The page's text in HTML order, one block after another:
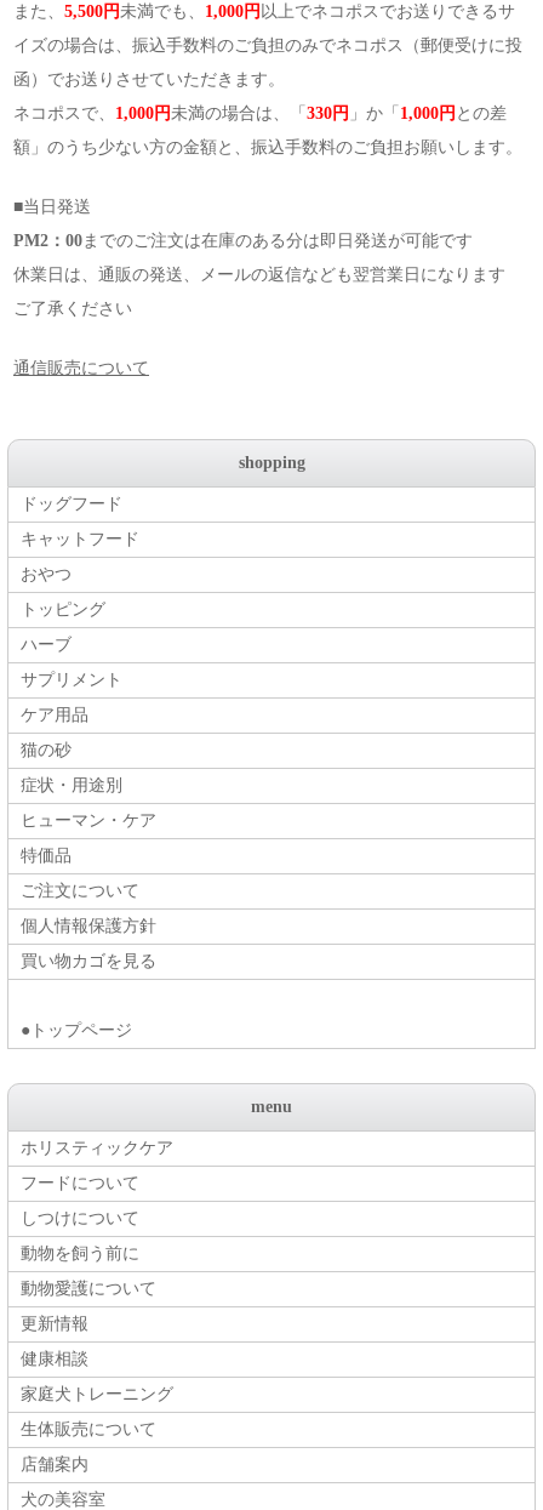
また、 5,500円 未満でも、 1,000円 以上でネコポスでお送りできるサ
イズの場合は、振込手数料のご負担のみでネコポス（郵便受けに投
函）でお送りさせていただきます。
ネコポスで、 1,000円 未満の場合は、「 330円 」か「 1,000円 との差
額」のうち少ない方の金額と、振込手数料のご負担お願いします。
■当日発送
PM2：00 までのご注文は在庫のある分は即日発送が可能です
休業日は、通販の発送、メールの返信なども翌営業日になります
ご了承ください
通信販売について
shopping
ドッグフード
キャットフード
おやつ
トッピング
ハーブ
サプリメント
ケア用品
猫の砂
症状・用途別
ヒューマン・ケア
特価品
ご注文について
個人情報保護方針
買い物カゴを見る
●トップページ
menu
ホリスティックケア
フードについて
しつけについて
動物を飼う前に
動物愛護について
更新情報
健康相談
家庭犬トレーニング
生体販売について
店舗案内
犬の美容室